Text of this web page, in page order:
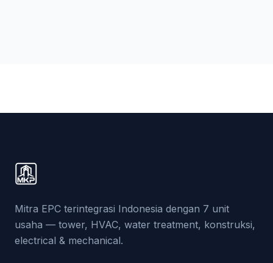
Mitra EPC terintegrasi Indonesia dengan 7 unit
usaha — tower, HVAC, water treatment, konstruksi,
electrical & mechanical.